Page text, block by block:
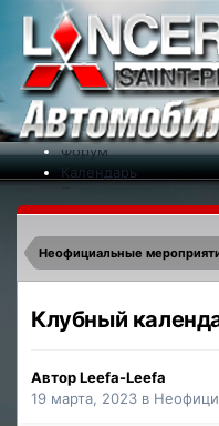
Меню
На сайт
Форум
Календарь
Новости
Контакты
Неофициальные
Клубный
АвторLeefa-Leefa
19 марта, 2023 в